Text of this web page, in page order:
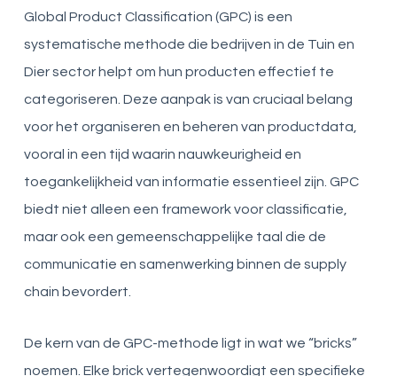
Global Product Classification (GPC) is een
systematische methode die bedrijven in de Tuin en
Dier sector helpt om hun producten effectief te
categoriseren. Deze aanpak is van cruciaal belang
voor het organiseren en beheren van productdata,
vooral in een tijd waarin nauwkeurigheid en
toegankelijkheid van informatie essentieel zijn. GPC
biedt niet alleen een framework voor classificatie,
maar ook een gemeenschappelijke taal die de
communicatie en samenwerking binnen de supply
chain bevordert.
De kern van de GPC-methode ligt in wat we “bricks”
noemen. Elke brick vertegenwoordigt een specifieke